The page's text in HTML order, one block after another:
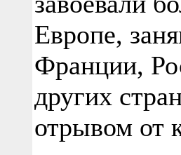
Европе,
Франции,
других
отрывом от